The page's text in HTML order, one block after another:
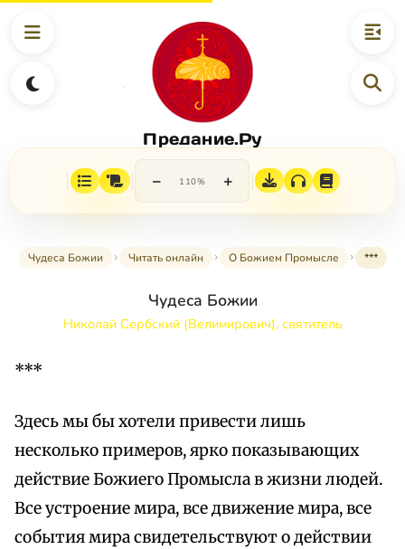
Предание.Ру
− 110% +
Чудеса Божии Читать онлайн О Божием Промысле ***
Чудеса Божии
Николай Сербский (Велимирович), святитель
***
Здесь мы бы хотели привести лишь
несколько примеров, ярко показывающих
действие Божиего Промысла в жизни людей.
Все устроение мира, все движение мира, все
события мира свидетельствуют о действии